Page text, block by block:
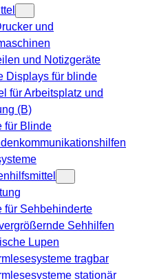
und
und Notizgeräte
Displays für blinde
für Arbeitsplatz und
(B)
für Blinde
für Sehbehinderte
Sehhilfen
Lupen
tragbar
stationär